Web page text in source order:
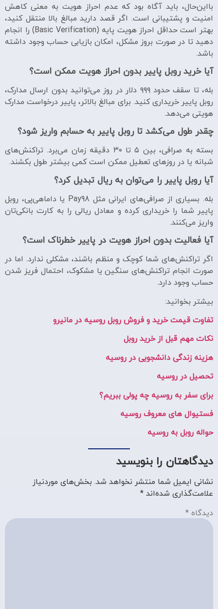
بااین‌حال، باید آگاه بود که عدم احراز هویت به معنی کاهش
امنیت و پشتیبانی است. اگر قصد دارید مبالغ بالا منتقل کنید،
بهتر است حداقل احراز هویت پایه (Basic Verification) را انجام
دهید تا در صورت بروز مشکل، امکان بازیابی حساب وجود داشته
باشد.
آیا خرید روبل پاییر بدون احراز هویت ممکن است؟
بله، تا سقف حدود ۹۹۹ دلار در روز می‌توانید بدون ارسال مدارک،
روبل پاییر خریداری کنید. برای مبالغ بالاتر، پاییر درخواست مدارک
هویتی می‌دهد.
چقدر طول می‌کشد تا روبل پاییر به حسابم واریز شود؟
بسته به صرافی، بین ۵ تا ۳۰ دقیقه زمان می‌برد. تراکنش‌های
شبانه یا در روزهای تعطیل ممکن است کمی بیشتر طول بکشند.
آیا روبل پاییر را می‌توان به ریال تبدیل کرد؟
بله. بسیاری از صرافی‌های ایرانی مثل Pay98 یا داماهی‌پی، روبل
پاییر شما را خریداری کرده و معادل ریالی را به کارت بانکی‌تان
واریز می‌کنند.
آیا فعالیت بدون احراز هویت در پاییر خطرناک است؟
اگر تراکنش‌های شما کوچک و منظم باشند، مشکلی ندارد. اما در
صورت انجام تراکنش‌های سنگین یا مشکوک، احتمال فریز شدن
حساب وجود دارد.
بیشتر بخوانید:
تفاوت قیمت خرید و فروش روبل روسیه در مانیرو
نکات مهم قبل از خرید روبل
هزینه زندگی دانشجویی در روسیه
تحصیل در روسیه
برای سفر به روسیه چه پولی ببریم؟
فستیوال های معروف روسیه
حواله روبل به روسیه
دیدگاهتان را بنویسید
نشانی ایمیل شما منتشر نخواهد شد. بخش‌های موردنیاز
علامت‌گذاری شده‌اند *
دیدگاه *